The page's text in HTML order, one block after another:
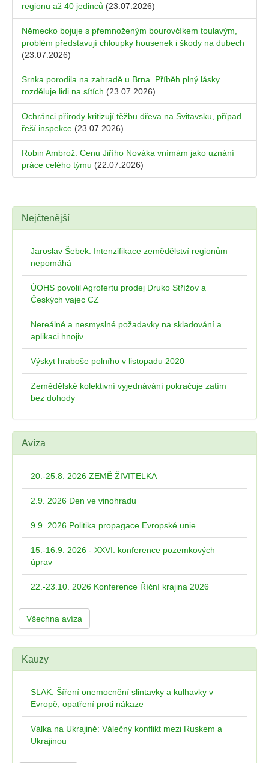
regionu až 40 jedinců (23.07.2026)
Německo bojuje s přemnoženým bourovčíkem toulavým,
problém představují chloupky housenek i škody na dubech
(23.07.2026)
Srnka porodila na zahradě u Brna. Příběh plný lásky
rozděluje lidi na sítích (23.07.2026)
Ochránci přírody kritizují těžbu dřeva na Svitavsku, případ
řeší inspekce (23.07.2026)
Robin Ambrož: Cenu Jiřího Nováka vnímám jako uznání
práce celého týmu (22.07.2026)
Nejčtenější
Jaroslav Šebek: Intenzifikace zemědělství regionům
nepomáhá
ÚOHS povolil Agrofertu prodej Druko Střížov a
Českých vajec CZ
Nereálné a nesmyslné požadavky na skladování a
aplikaci hnojiv
Výskyt hraboše polního v listopadu 2020
Zemědělské kolektivní vyjednávání pokračuje zatím
bez dohody
Avíza
20.-25.8. 2026 ZEMĚ ŽIVITELKA
2.9. 2026 Den ve vinohradu
9.9. 2026 Politika propagace Evropské unie
15.-16.9. 2026 - XXVI. konference pozemkových
úprav
22.-23.10. 2026 Konference Říční krajina 2026
Všechna avíza
Kauzy
SLAK: Šíření onemocnění slintavky a kulhavky v
Evropě, opatření proti nákaze
Válka na Ukrajině: Válečný konflikt mezi Ruskem a
Ukrajinou